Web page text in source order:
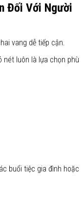
Đối Với Người
vang dễ tiếp cận.
nét luôn là lựa chọn phù
buổi tiệc gia đình hoặc